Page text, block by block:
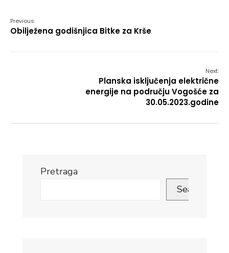
Previous:
Obilježena godišnjica Bitke za Krše
Next:
Planska isključenja električne
energije na području Vogošće za
30.05.2023.godine
Pretraga
Search